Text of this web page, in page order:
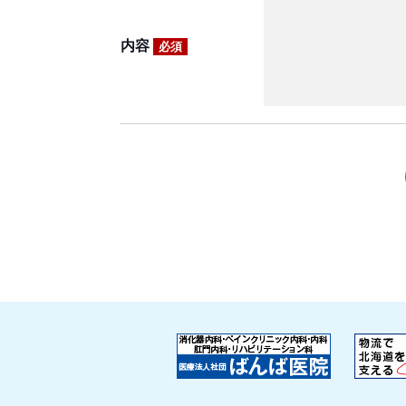
内容 必須